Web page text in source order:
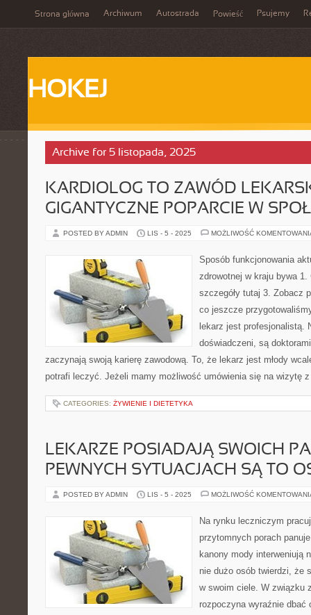
Strona główna Archiwum Autostrada Powieść Psujemy
HOKEJ
Archive for 5 listopada, 2025
KARDIOLOG TO ZAWÓD
GIGANTYCZNE POPARCIE W
POSTED BY ADMIN LIS - 5 - 2025 MOŻLIWOŚĆ
Sposób funkcjonowania
zdrowotnej w kraju bywa
szczegóły tutaj 3. Zobacz
co jeszcze
lekarz jest profesjonalistą.
doświadczeni, są
zaczynają swoją karierę zawodową. To, że lekarz jest młody
potrafi leczyć. Jeżeli mamy możliwość umówienia się na wizytę
CATEGORIES: ŻYWIENIE I DIETETYKA
LEKARZE POSIADAJĄ SWOICH
PEWNYCH SYTUACJACH SĄ TO
POSTED BY ADMIN LIS - 5 - 2025 MOŻLIWOŚĆ
Na rynku leczniczym
przytomnych porach
kanony mody interweniują
nie dużo osób twierdzi, że
w swoim ciele. W związku
rozpoczyna wyraźnie